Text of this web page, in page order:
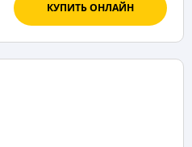
КУПИТЬ ОНЛАЙН